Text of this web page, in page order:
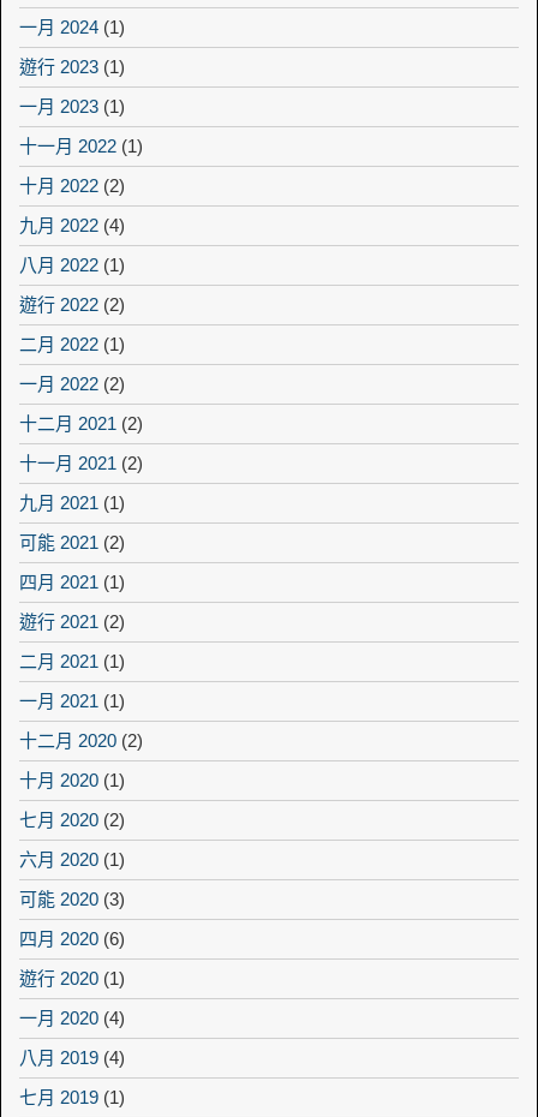
一月 2024 (1)
遊行 2023 (1)
一月 2023 (1)
十一月 2022 (1)
十月 2022 (2)
九月 2022 (4)
八月 2022 (1)
遊行 2022 (2)
二月 2022 (1)
一月 2022 (2)
十二月 2021 (2)
十一月 2021 (2)
九月 2021 (1)
可能 2021 (2)
四月 2021 (1)
遊行 2021 (2)
二月 2021 (1)
一月 2021 (1)
十二月 2020 (2)
十月 2020 (1)
七月 2020 (2)
六月 2020 (1)
可能 2020 (3)
四月 2020 (6)
遊行 2020 (1)
一月 2020 (4)
八月 2019 (4)
七月 2019 (1)